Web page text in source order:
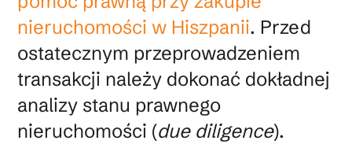
nieruchomości w Hiszpanii. Przed
ostatecznym przeprowadzeniem
transakcji należy dokonać dokładnej
analizy stanu prawnego
nieruchomości (due diligence).